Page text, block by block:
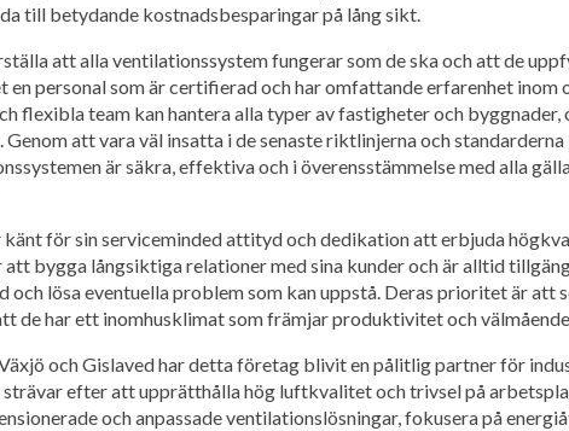
till betydande kostnadsbesparingar på lång sikt.
att alla ventilationssystem fungerar som de ska och att de
en personal som är certifierad och har omfattande erfarenhet inom
flexibla team kan hantera alla typer av fastigheter och
att vara väl insatta i de senaste riktlinjerna och standarderna
är säkra, effektiva och i överensstämmelse med alla
känt för sin serviceminded attityd och dedikation att erbjuda
bygga långsiktiga relationer med sina kunder och är alltid
och lösa eventuella problem som kan uppstå. Deras prioritet är att
de har ett inomhusklimat som främjar produktivitet och
och Gislaved har detta företag blivit en pålitlig partner för
efter att upprätthålla hög luftkvalitet och trivsel på
och anpassade ventilationslösningar, fokusera på